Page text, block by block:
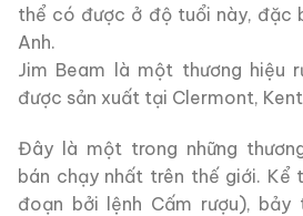
thể có được ở độ tuổi này, đặc
Anh.
Jim Beam là một thương hiệu
được sản xuất tại Clermont,
Đây là một trong những
bán chạy nhất trên thế giới. Kể
đoạn bởi lệnh Cấm rượu),